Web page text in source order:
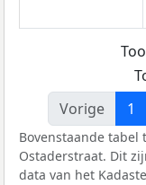
Vorige
1
Bovenstaande tabel
Ostaderstraat. Dit
data van het